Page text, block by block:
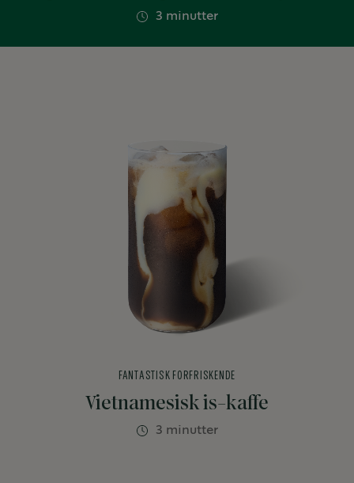
3 minutter
Vietnamesisk is-kaffe
FANTASTISK FORFRISKENDE
3 minutter